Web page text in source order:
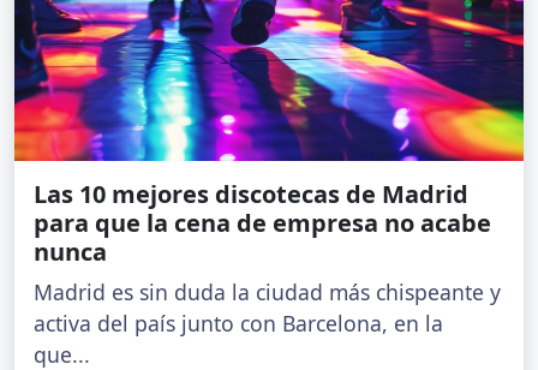
Las 10 mejores discotecas de Madrid
para que la cena de empresa no acabe
nunca
Madrid es sin duda la ciudad más chispeante y
activa del país junto con Barcelona, en la
que...